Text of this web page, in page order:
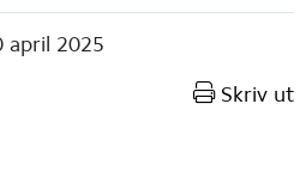
april 2025
Skriv ut